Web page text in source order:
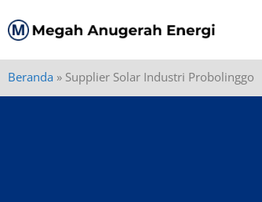
Beranda » Supplier Solar Industri Probolinggo